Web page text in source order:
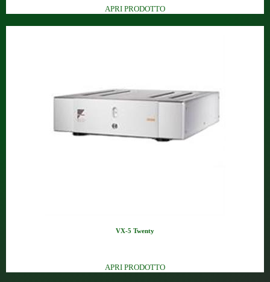
APRI PRODOTTO
VX-5 Twenty
APRI PRODOTTO